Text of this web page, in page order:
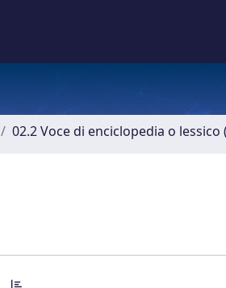
02.2 Voce di enciclopedia o